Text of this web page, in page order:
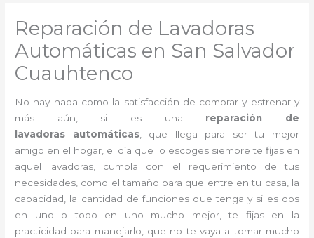
Reparación de Lavadoras
Automáticas en San Salvador
Cuauhtenco
No hay nada como la satisfacción de comprar y estrenar y
más aún, si es una reparación de
lavadoras automáticas, que llega para ser tu mejor
amigo en el hogar, el día que lo escoges siempre te fijas en
aquel lavadoras, cumpla con el requerimiento de tus
necesidades, como el tamaño para que entre en tu casa, la
capacidad, la cantidad de funciones que tenga y si es dos
en uno o todo en uno mucho mejor, te fijas en la
practicidad para manejarlo, que no te vaya a tomar mucho